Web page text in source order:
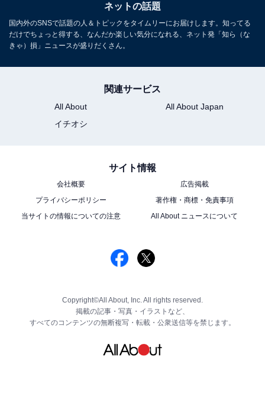
ネットの話題
国内外のSNSで話題の人＆トピックをタイムリーにお届けします。知ってる
だけでちょっと得する、なんだか楽しい気分になれる、ネット発「知ら（な
きゃ）損」ニュースが盛りだくさん。
関連サービス
All About
All About Japan
イチオシ
サイト情報
会社概要
広告掲載
プライバシーポリシー
著作権・商標・免責事項
当サイトの情報についての注意
All About ニュースについて
Copyright©All About, Inc. All rights reserved.
掲載の記事・写真・イラストなど、
すべてのコンテンツの無断複写・転載・公衆送信等を禁じます。